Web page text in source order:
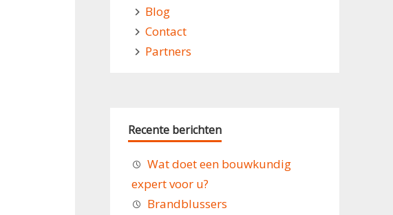
Blog
Contact
Partners
Recente berichten
Wat doet een bouwkundig
expert voor u?
Brandblussers